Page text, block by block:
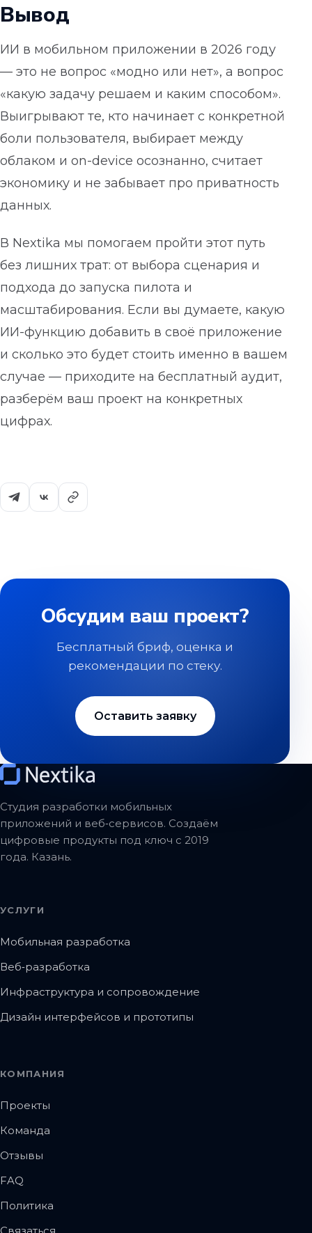
Вывод
ИИ в мобильном приложении в 2026 году
— это не вопрос «модно или нет», а вопрос
«какую задачу решаем и каким способом».
Выигрывают те, кто начинает с конкретной
боли пользователя, выбирает между
облаком и on-device осознанно, считает
экономику и не забывает про приватность
данных.
В Nextika мы помогаем пройти этот путь
без лишних трат: от выбора сценария и
подхода до запуска пилота и
масштабирования. Если вы думаете, какую
ИИ-функцию добавить в своё приложение
и сколько это будет стоить именно в вашем
случае — приходите на бесплатный аудит,
разберём ваш проект на конкретных
цифрах.
Обсудим ваш проект?
Бесплатный бриф, оценка и
рекомендации по стеку.
Оставить заявку
Студия разработки мобильных
приложений и веб‑сервисов. Создаём
цифровые продукты под ключ с 2019
года. Казань.
УСЛУГИ
Мобильная разработка
Веб‑разработка
Инфраструктура и сопровождение
Дизайн интерфейсов и прототипы
КОМПАНИЯ
Проекты
Команда
Отзывы
FAQ
Политика